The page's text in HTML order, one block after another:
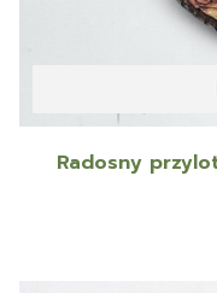
Radosny